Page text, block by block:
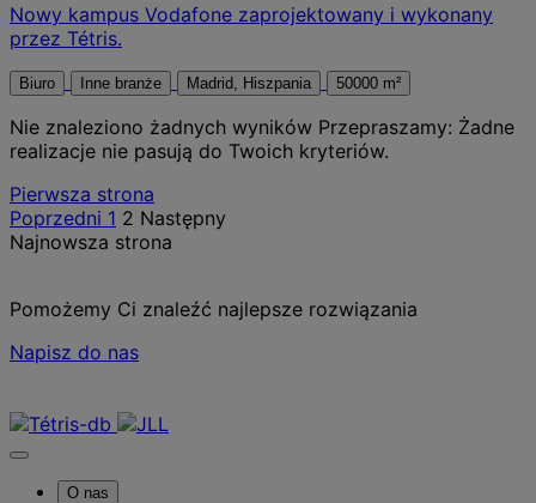
Nowy kampus Vodafone zaprojektowany i wykonany
przez Tétris.
Biuro Inne branże Madrid, Hiszpania 50000 m²
Nie znaleziono żadnych wyników Przepraszamy: Żadne
realizacje nie pasują do Twoich kryteriów.
Posts
pagination
Pierwsza strona
Poprzedni 1 2 Następny
Najnowsza strona
Pomożemy Ci znaleźć najlepsze rozwiązania
Napisz do nas
O nas